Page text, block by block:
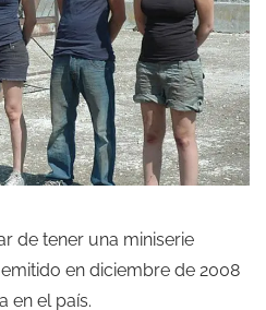
de tener una miniserie
en diciembre de 2008
en el país.